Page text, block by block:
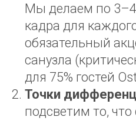
Мы делаем по
кадра для
обязательный
санузла
для 75% гостей
Точки
подсветим то,